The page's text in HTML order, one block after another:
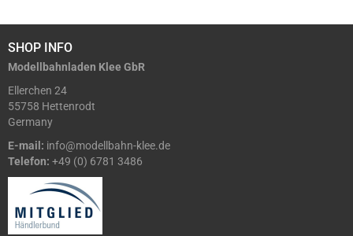
SHOP INFO
Modellbahnladen Klee GbR
Ellerchen 24
55758 Hettenrodt
Germany
E-mail: info@modellbahn-klee.de
Telefon: +49 (0) 6781 3486